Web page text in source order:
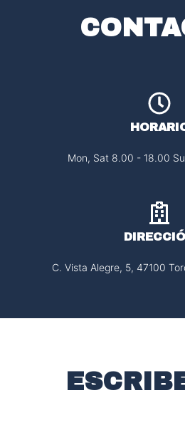
Mon, Sat 8.00 - 18.00
C. Vista Alegre, 5, 47100